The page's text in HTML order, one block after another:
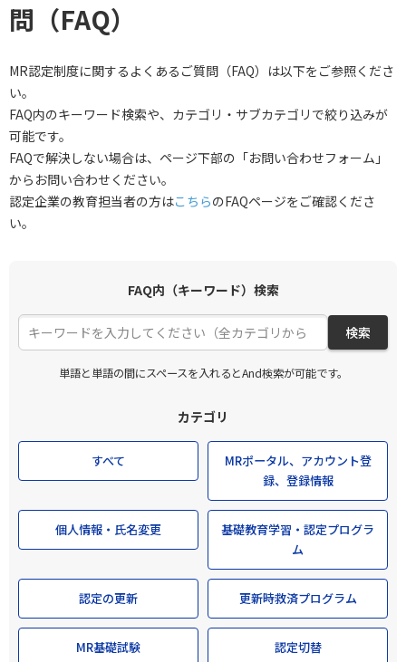
問（FAQ）
MR認定制度に関するよくあるご質問（FAQ）は以下をご参照くださ
い。
FAQ内のキーワード検索や、カテゴリ・サブカテゴリで絞り込みが
可能です。
FAQで解決しない場合は、ページ下部の「お問い合わせフォーム」
からお問い合わせください。
認定企業の教育担当者の方はこちらのFAQページをご確認くださ
い。
FAQ内（キーワード）検索
検索
単語と単語の間にスペースを入れるとAnd検索が可能です。
カテゴリ
すべて
MRポータル、アカウント登
録、登録情報
個人情報・氏名変更
基礎教育学習・認定プログラ
ム
認定の更新 更新時救済プログラム
MR基礎試験 認定切替